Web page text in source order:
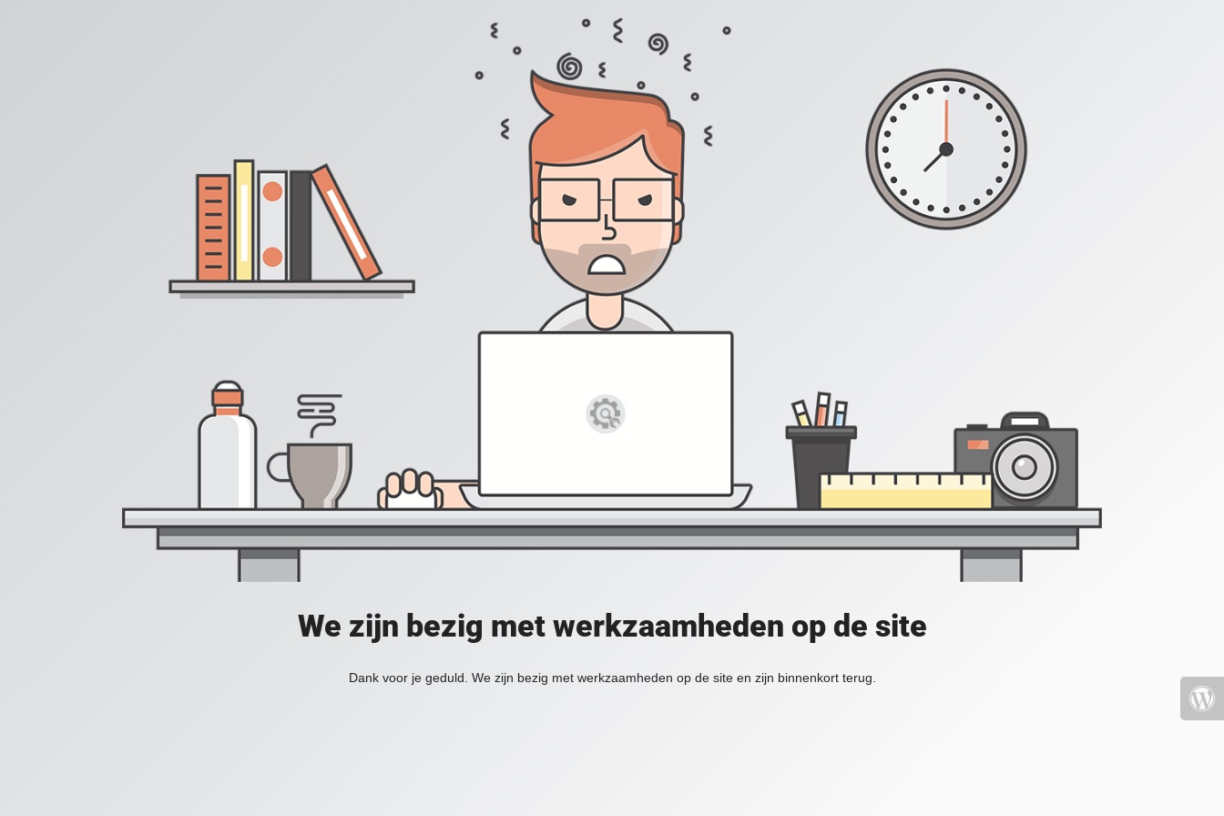
We zijn bezig met werkzaamheden op de site
Dank voor je geduld. We zijn bezig met werkzaamheden op de site en zijn binnenkort terug.